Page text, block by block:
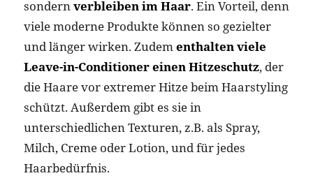
sondernverbleiben im Haar. Ein Vorteil, denn
viele moderne Produkte können so gezielter
und länger wirken. Zudementhalten viele
Leave-in-Conditioner einen Hitzeschutz, der
die Haare vor extremer Hitze beim Haarstyling
schützt. Außerdem gibt es sie in
unterschiedlichen Texturen, z.B. als Spray,
Milch, Creme oder Lotion, und für jedes
Haarbedürfnis.